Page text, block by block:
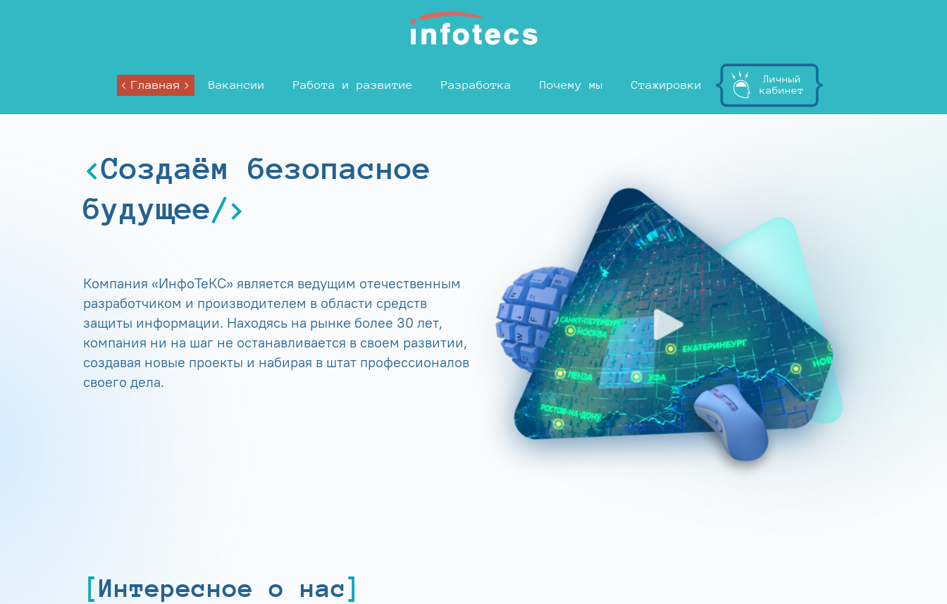
Главная Вакансии Работа и развитие Разработка Почему мы Стажировки
Личный
кабинет
Создаём безопасное
будущее
Компания «ИнфоТеКС» является ведущим отечественным
разработчиком и производителем в области средств
защиты информации. Находясь на рынке более 30 лет,
компания ни на шаг не останавливается в своем развитии,
создавая новые проекты и набирая в штат профессионалов
своего дела.
Интересное о нас